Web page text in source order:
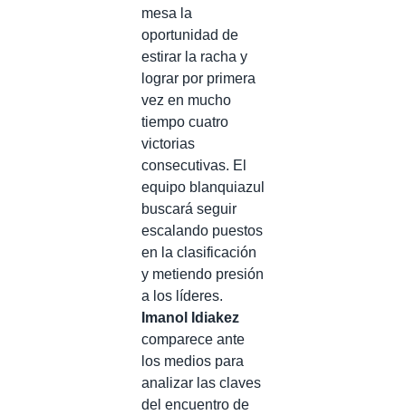
mesa la
oportunidad de
estirar la racha y
lograr por primera
vez en mucho
tiempo cuatro
victorias
consecutivas. El
equipo blanquiazul
buscará seguir
escalando puestos
en la clasificación
y metiendo presión
a los líderes.
Imanol Idiakez
comparece ante
los medios para
analizar las claves
del encuentro de